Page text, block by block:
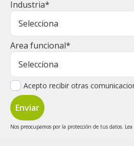
Industria*
Area funcional*
Acepto recibir otras
Nos preocupamos por la protección de tus datos.